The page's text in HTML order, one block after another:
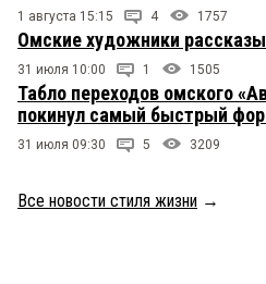
1 августа 15:15 4 1757
Омские художники
31 июля 10:00 1 1505
Табло переходов омского
покинул самый быстрый
31 июля 09:30 5 3209
Все новости стиля жизни →